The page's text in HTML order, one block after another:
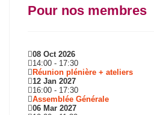
Pour nos membres
08 Oct 2026
14:00 - 17:30
Réunion plénière + ateliers
12 Jan 2027
16:00 - 17:30
Assemblée Générale
06 Mar 2027